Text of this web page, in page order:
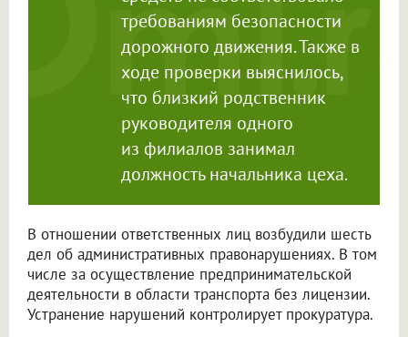
требованиям безопасности
дорожного движения. Также в
ходе проверки выяснилось,
что близкий родственник
руководителя одного
из филиалов занимал
должность начальника цеха.
В отношении ответственных лиц возбудили шесть
дел об административных правонарушениях. В том
числе за осуществление предпринимательской
деятельности в области транспорта без лицензии.
Устранение нарушений контролирует прокуратура.